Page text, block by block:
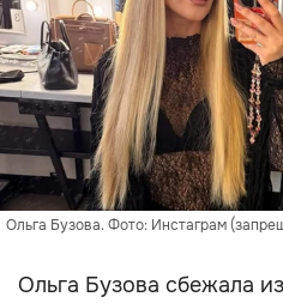
Ольга Бузова. Фото: Инстаграм
Ольга Бузова сбежала